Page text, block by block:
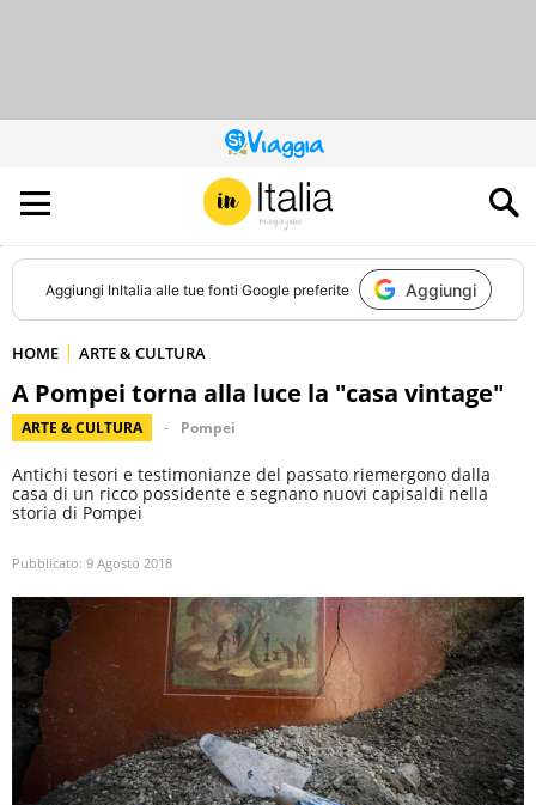
QUESTO
SITO
CONTRIBUISCE
ALL’AUDIENCE
DI
Aggiungi InItalia alle tue fonti Google preferite Aggiungi
HOME ARTE & CULTURA
A Pompei torna alla luce la "casa vintage"
ARTE & CULTURA Pompei
Antichi tesori e testimonianze del passato riemergono dalla
casa di un ricco possidente e segnano nuovi capisaldi nella
storia di Pompei
Pubblicato: 9 Agosto 2018